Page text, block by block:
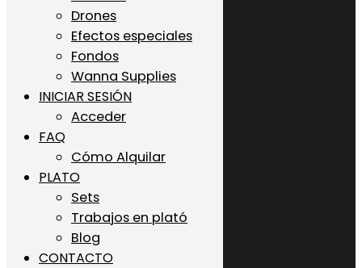
Drones
Efectos especiales
Fondos
Wanna Supplies
INICIAR SESIÓN
Acceder
FAQ
Cómo Alquilar
PLATO
Sets
Trabajos en plató
Blog
CONTACTO